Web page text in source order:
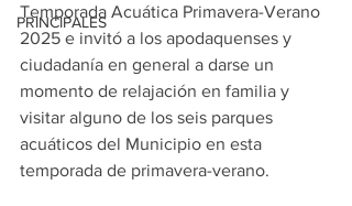
PRINCIPALES
Temporada Acuática Primavera-Verano
2025 e invitó a los apodaquenses y
ciudadanía en general a darse un
momento de relajación en familia y
visitar alguno de los seis parques
acuáticos del Municipio en esta
temporada de primavera-verano.